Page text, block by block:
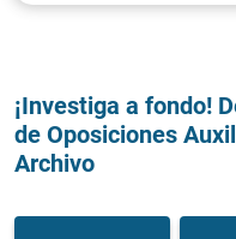
¡Investiga a fondo!
de Oposiciones
Archivo